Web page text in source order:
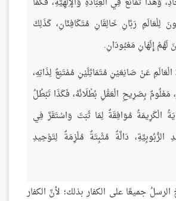
لِلْعَالَمِ رَبَّانِ خَالِقَانِ مُتَكَافِئَانِ، كَذَلِكَ
إِلَهَانِ مَعْبُودَانِ.
عَنْ صَانِعَيْنِ مُتَمَاثِلَيْنِ مُمْتَنِعٌ لِذَاتِهِ،
مَعْلُومٌ بِصَرِيحِ الْعَقْلِ بُطْلَانُهُ، فَكَذَا تَبْطُلُ
الْكَرِيمَةُ مُوَافِقَةٌ لِمَا ثَبَتَ وَاسْتَقَرَّ فِي
الرُّبُوبِيَّةِ، دَالَّةٌ مُثْبِتَةٌ مُلْزِمَةٌ لِتَوْحِيدِ
جميعًا على الكفار بذلك؛ لأنَّ الكفار